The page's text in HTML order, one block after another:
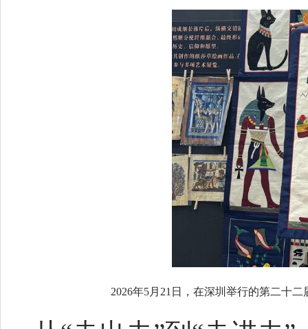
2026年5月21日，在深圳举行的第二十